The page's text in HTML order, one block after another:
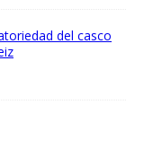
del casco